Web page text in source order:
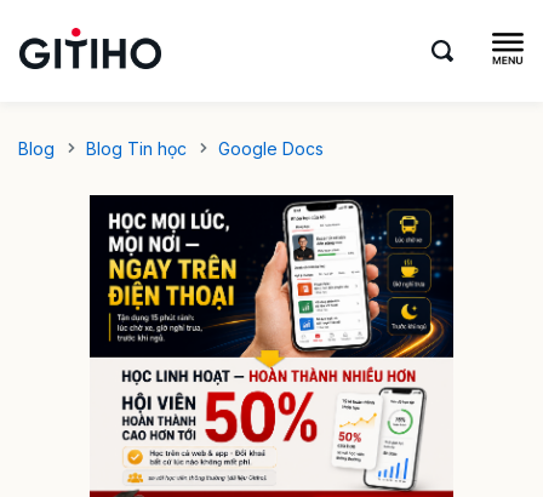
Blog Blog Tin học Google Docs